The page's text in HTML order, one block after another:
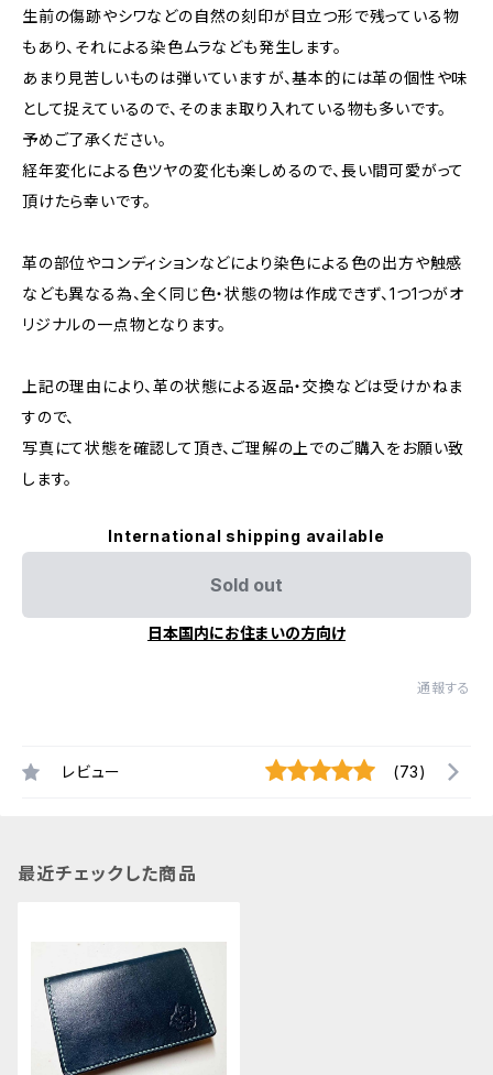
生前の傷跡やシワなどの自然の刻印が目立つ形で残っている物
もあり、それによる染色ムラなども発生します。
あまり見苦しいものは弾いていますが、基本的には革の個性や味
として捉えているので、そのまま取り入れている物も多いです。
予めご了承ください。
経年変化による色ツヤの変化も楽しめるので、長い間可愛がって
頂けたら幸いです。
革の部位やコンディションなどにより染色による色の出方や触感
なども異なる為、全く同じ色・状態の物は作成できず、1つ1つがオ
リジナルの一点物となります。
上記の理由により、革の状態による返品・交換などは受けかねま
すので、
写真にて状態を確認して頂き、ご理解の上でのご購入をお願い致
します。
International shipping available
Sold out
日本国内にお住まいの方向け
通報する
レビュー (73)
最近チェックした商品